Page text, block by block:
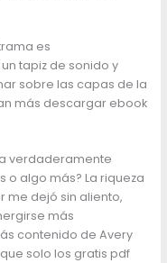
es
tapiz de sonido y
sobre las capas de la
más descargar ebook
verdaderamente
o algo más? La riqueza
me dejó sin aliento,
más
contenido de Avery
solo los gratis pdf